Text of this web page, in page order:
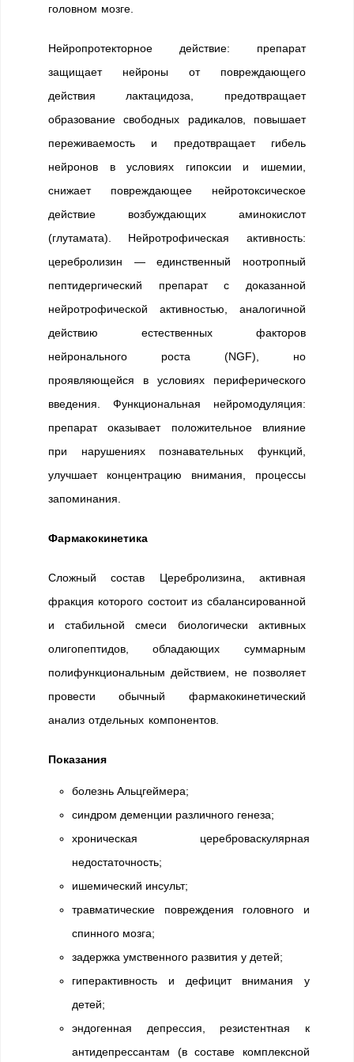
головном мозге.
Нейропротекторное действие: препарат
защищает нейроны от повреждающего
действия лактацидоза, предотвращает
образование свободных радикалов, повышает
переживаемость и предотвращает гибель
нейронов в условиях гипоксии и ишемии,
снижает повреждающее нейротоксическое
действие возбуждающих аминокислот
(глутамата). Нейротрофическая активность:
церебролизин — единственный ноотропный
пептидергический препарат с доказанной
нейротрофической активностью, аналогичной
действию естественных факторов
нейронального роста (NGF), но
проявляющейся в условиях периферического
введения. Функциональная нейромодуляция:
препарат оказывает положительное влияние
при нарушениях познавательных функций,
улучшает концентрацию внимания, процессы
запоминания.
Фармакокинетика
Сложный состав Церебролизина, активная
фракция которого состоит из сбалансированной
и стабильной смеси биологически активных
олигопептидов, обладающих суммарным
полифункциональным действием, не позволяет
провести обычный фармакокинетический
анализ отдельных компонентов.
Показания
болезнь Альцгеймера;
синдром деменции различного генеза;
хроническая цереброваскулярная
недостаточность;
ишемический инсульт;
травматические повреждения головного и
спинного мозга;
задержка умственного развития у детей;
гиперактивность и дефицит внимания у
детей;
эндогенная депрессия, резистентная к
антидепрессантам (в составе комплексной